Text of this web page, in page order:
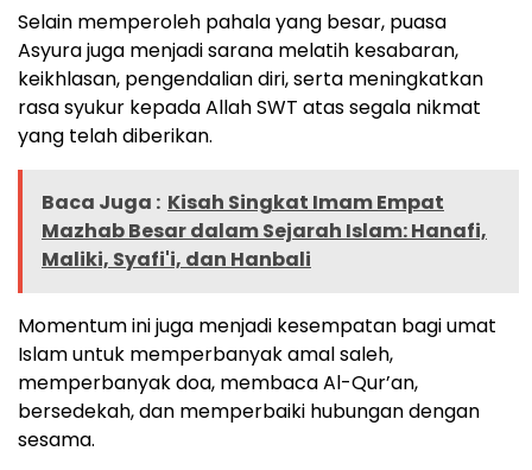
Selain memperoleh pahala yang besar, puasa
Asyura juga menjadi sarana melatih kesabaran,
keikhlasan, pengendalian diri, serta meningkatkan
rasa syukur kepada Allah SWT atas segala nikmat
yang telah diberikan.
Baca Juga : Kisah Singkat Imam Empat
Mazhab Besar dalam Sejarah Islam: Hanafi,
Maliki, Syafi'i, dan Hanbali
Momentum ini juga menjadi kesempatan bagi umat
Islam untuk memperbanyak amal saleh,
memperbanyak doa, membaca Al-Qur’an,
bersedekah, dan memperbaiki hubungan dengan
sesama.